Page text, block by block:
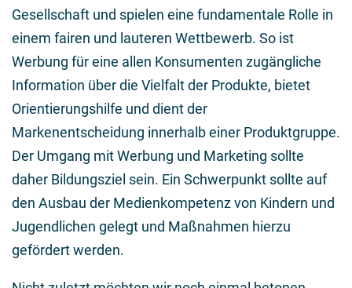
Gesellschaft und spielen eine fundamentale Rolle in
einem fairen und lauteren Wettbewerb. So ist
Werbung für eine allen Konsumenten zugängliche
Information über die Vielfalt der Produkte, bietet
Orientierungshilfe und dient der
Markenentscheidung innerhalb einer Produktgruppe.
Der Umgang mit Werbung und Marketing sollte
daher Bildungsziel sein. Ein Schwerpunkt sollte auf
den Ausbau der Medienkompetenz von Kindern und
Jugendlichen gelegt und Maßnahmen hierzu
gefördert werden.